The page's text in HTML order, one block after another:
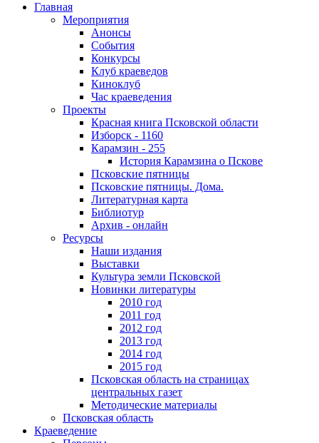
Главная
Мероприятия
Анонсы
События
Конкурсы
Клуб краеведов
Киноклуб
Час краеведения
Проекты
Красная книга Псковской области
Изборск - 1160
Карамзин - 255
История Карамзина о Пскове
Псковские пятницы
Псковские пятницы. Дома.
Литературная карта
Библиотур
Архив - онлайн
Ресурсы
Наши издания
Выставки
Культура земли Псковской
Новинки литературы
2010 год
2011 год
2012 год
2013 год
2014 год
2015 год
Псковская область на страницах
центральных газет
Методические материалы
Псковская область
Краеведение